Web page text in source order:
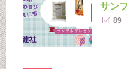
サン
89